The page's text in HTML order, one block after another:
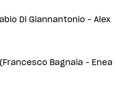
Di Giannantonio – Alex
Bagnaia – Enea